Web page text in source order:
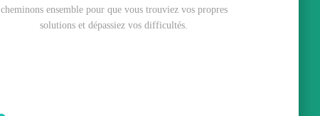
cheminons ensemble pour que vous trouviez vos propres
solutions et dépassiez vos difficultés.